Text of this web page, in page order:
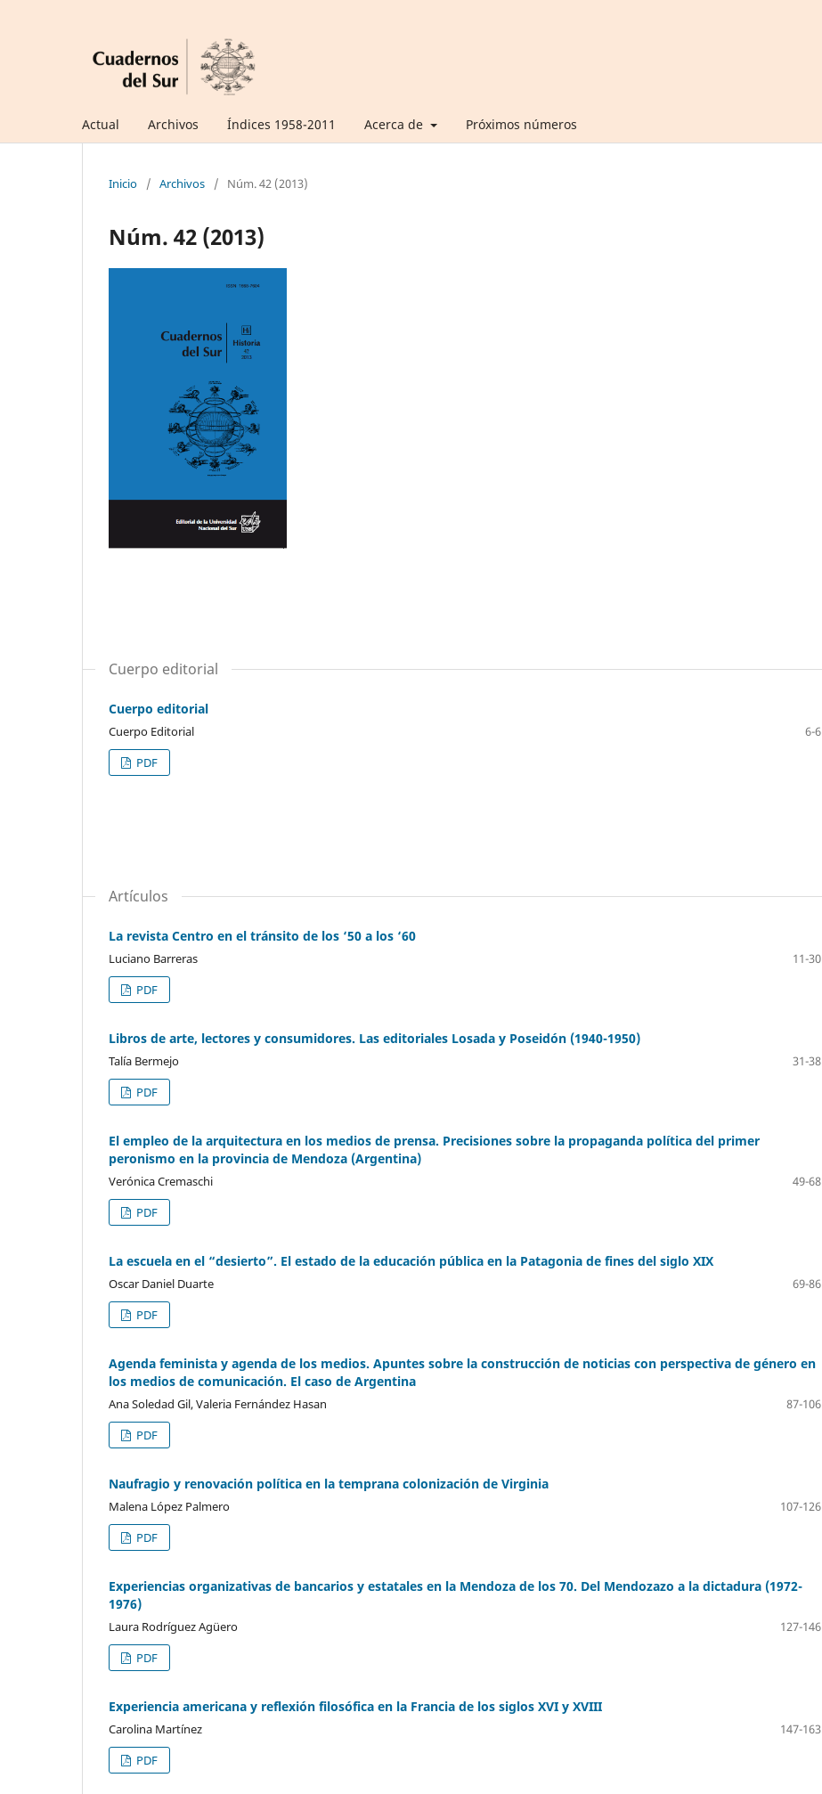
Actual Archivos Índices 1958-2011 Acerca de Próximos números
Inicio / Archivos / Núm. 42 (2013)
Núm. 42 (2013)
Cuerpo editorial
Cuerpo editorial
Cuerpo Editorial
6-6
PDF
Artículos
La revista Centro en el tránsito de los ‘50 a los ‘60
Luciano Barreras
11-30
PDF
Libros de arte, lectores y consumidores. Las editoriales Losada y Poseidón (1940-1950)
Talía Bermejo
31-38
PDF
El empleo de la arquitectura en los medios de prensa. Precisiones sobre la propaganda política del primer
peronismo en la provincia de Mendoza (Argentina)
Verónica Cremaschi
49-68
PDF
La escuela en el “desierto”. El estado de la educación pública en la Patagonia de fines del siglo XIX
Oscar Daniel Duarte
69-86
PDF
Agenda feminista y agenda de los medios. Apuntes sobre la construcción de noticias con perspectiva de género en
los medios de comunicación. El caso de Argentina
Ana Soledad Gil, Valeria Fernández Hasan
87-106
PDF
Naufragio y renovación política en la temprana colonización de Virginia
Malena López Palmero
107-126
PDF
Experiencias organizativas de bancarios y estatales en la Mendoza de los 70. Del Mendozazo a la dictadura (1972-
1976)
Laura Rodríguez Agüero
127-146
PDF
Experiencia americana y reflexión filosófica en la Francia de los siglos XVI y XVIII
Carolina Martínez
147-163
PDF